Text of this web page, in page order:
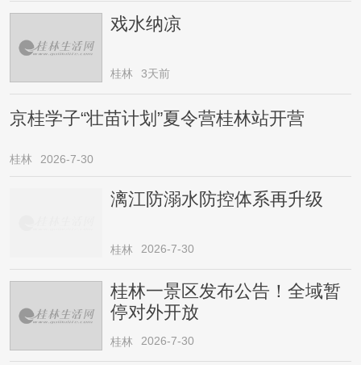
戏水纳凉
桂林 3天前
京桂学子“壮苗计划”夏令营桂林站开营
桂林 2026-7-30
漓江防溺水防控体系再升级
桂林 2026-7-30
桂林一景区发布公告！全域暂
停对外开放
桂林 2026-7-30